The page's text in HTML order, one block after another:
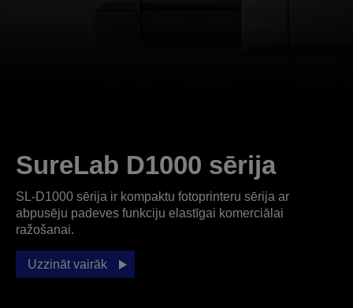
SureLab D1000 sērija
SL-D1000 sērija ir kompaktu fotoprinteru sērija ar
abpusēju padeves funkciju elastīgai komerciālai
ražošanai.
Uzzināt vairāk